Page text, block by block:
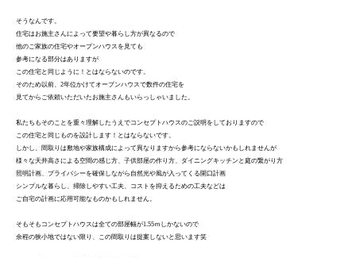
そうなんです。
住宅はお施主さんによって要望や暮らし方が異なるので
他のご家族の住宅やオープンハウスを見ても
参考になる部分はありますが
この住宅と同じように！とはならないのです。
そのため以前、2年位かけてオープンハウスで数件の住宅を
見てからご依頼いただいたお施主さんもいらっしゃいました。
私たちもそのことを重々理解したうえでコンセプトハウスのご説明をしておりますので
この住宅と同じものを設計します！とはならないです。
しかし、間取りは敷地や家族構成によって異なりますから参考にならないかもしれませんが
様々な天井高さによる空間の感じ方、子供部屋の作り方、ダイニングキッチンと庭の繋がり方
照明計画、プライバシーを確保しながら自然光や風が入ってくる開口計画
シンプルな暮らし、掃除しやすい工夫、コストを抑えるための工夫などは
ご自宅の計画に応用可能なものかもしれません。
そもそもコンセプトハウスは全ての部屋幅が1.55ｍしかないので
余程の狭小地ではない限り、この間取りは提案しないと思います笑